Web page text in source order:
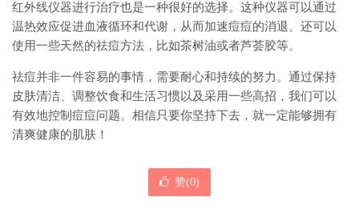
红外线仪器进行治疗也是一种很好的选择。这种仪器可以通过
温热效应促进血液循环和代谢，从而加速痘痘的消退。还可以
使用一些天然的祛痘方法，比如茶树油或者芦荟胶等。
祛痘并非一件容易的事情，需要耐心和持续的努力。通过保持
皮肤清洁、调整饮食和生活习惯以及采用一些高招，我们可以
有效地控制痘痘问题。相信只要你坚持下去，就一定能够拥有
清爽健康的肌肤！
赞(0)